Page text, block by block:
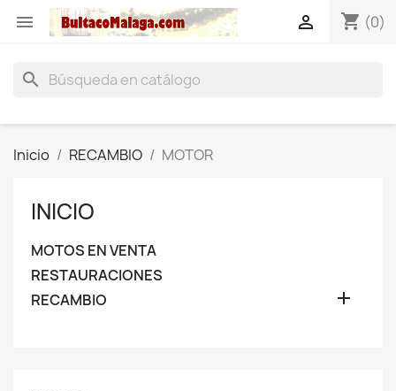
 shopping_cart (0)

search
Inicio RECAMBIO MOTOR
INICIO
MOTOS EN VENTA
RESTAURACIONES
RECAMBIO
